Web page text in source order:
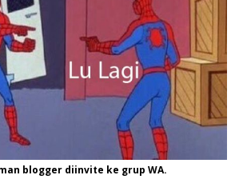
blogger diinvite ke grup WA.